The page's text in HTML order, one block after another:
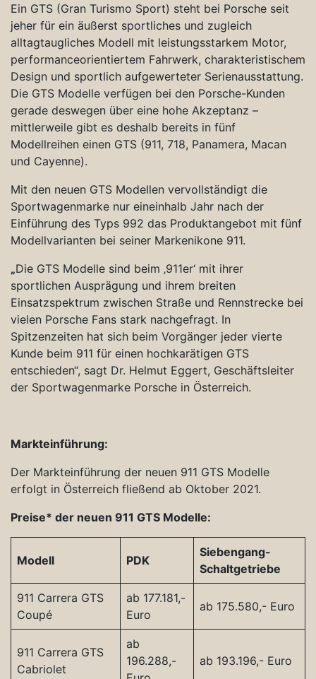
Ein GTS (Gran Turismo Sport) steht bei Porsche seit
jeher für ein äußerst sportliches und zugleich
alltagtaugliches Modell mit leistungsstarkem Motor,
performanceorientiertem Fahrwerk, charakteristischem
Design und sportlich aufgewerteter Serienausstattung.
Die GTS Modelle verfügen bei den Porsche-Kunden
gerade deswegen über eine hohe Akzeptanz –
mittlerweile gibt es deshalb bereits in fünf
Modellreihen einen GTS (911, 718, Panamera, Macan
und Cayenne).
Mit den neuen GTS Modellen vervollständigt die
Sportwagenmarke nur eineinhalb Jahr nach der
Einführung des Typs 992 das Produktangebot mit fünf
Modellvarianten bei seiner Markenikone 911.
„Die GTS Modelle sind beim ‚911er‘ mit ihrer
sportlichen Ausprägung und ihrem breiten
Einsatzspektrum zwischen Straße und Rennstrecke bei
vielen Porsche Fans stark nachgefragt. In
Spitzenzeiten hat sich beim Vorgänger jeder vierte
Kunde beim 911 für einen hochkarätigen GTS
entschieden“, sagt Dr. Helmut Eggert, Geschäftsleiter
der Sportwagenmarke Porsche in Österreich.
Markteinführung:
Der Markteinführung der neuen 911 GTS Modelle
erfolgt in Österreich fließend ab Oktober 2021.
Preise* der neuen 911 GTS Modelle:
Modell PDK
Siebengang-
Schaltgetriebe
911 Carrera GTS
Coupé
ab 177.181,-
Euro
ab 175.580,- Euro
911 Carrera GTS
Cabriolet
ab
196.288,-
ab 193.196,- Euro